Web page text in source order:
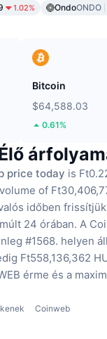
1.02% OndoONDO
Bitcoin
$64,588.03
0.61%
price today is
of
időben
24 órában. A
#1568. helyen
Ft558,136,362
érme és a
Coinweb